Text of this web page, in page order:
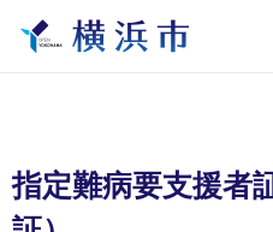
指定難病要支援者